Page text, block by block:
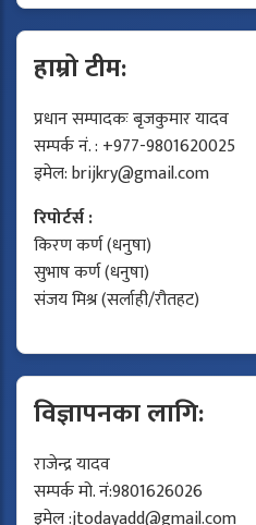
हाम्रो टीम:
प्रधान सम्पादकः बृजकुमार यादव
सम्पर्क नं. : +977-9801620025
इमेल:brijkry@gmail.com
रिपोर्टर्स :
किरण कर्ण (धनुषा)
सुभाष कर्ण (धनुषा)
संजय मिश्र (सर्लाही/रौतहट)
विज्ञापनका लागि:
राजेन्द्र यादव
सम्पर्क मो. नं:9801626026
इमेल :jtodayadd@gmail.com